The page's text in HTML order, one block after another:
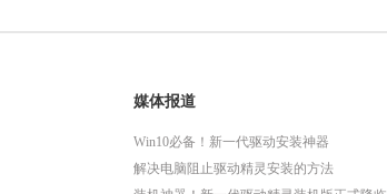
媒体报道
Win10必备！新一代驱动安装神器
解决电脑阻止驱动精灵安装的方法